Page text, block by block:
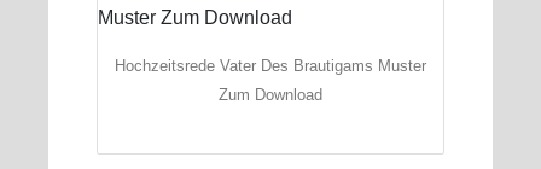
Hochzeitsrede Vater Des Brautigams Muster
Zum Download